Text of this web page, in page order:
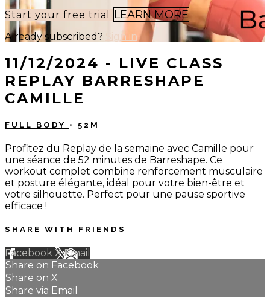
Start your free trial
LEARN MORE
Already subscribed? Sign in
11/12/2024 - LIVE CLASS
REPLAY BARRESHAPE
CAMILLE
FULL BODY • 52M
Profitez du Replay de la semaine avec Camille pour
une séance de 52 minutes de Barreshape. Ce
workout complet combine renforcement musculaire
et posture élégante, idéal pour votre bien-être et
votre silhouette. Perfect pour une pause sportive
efficace !
SHARE WITH FRIENDS
Facebook XEmail
Share on Facebook
Share on X
Share via Email